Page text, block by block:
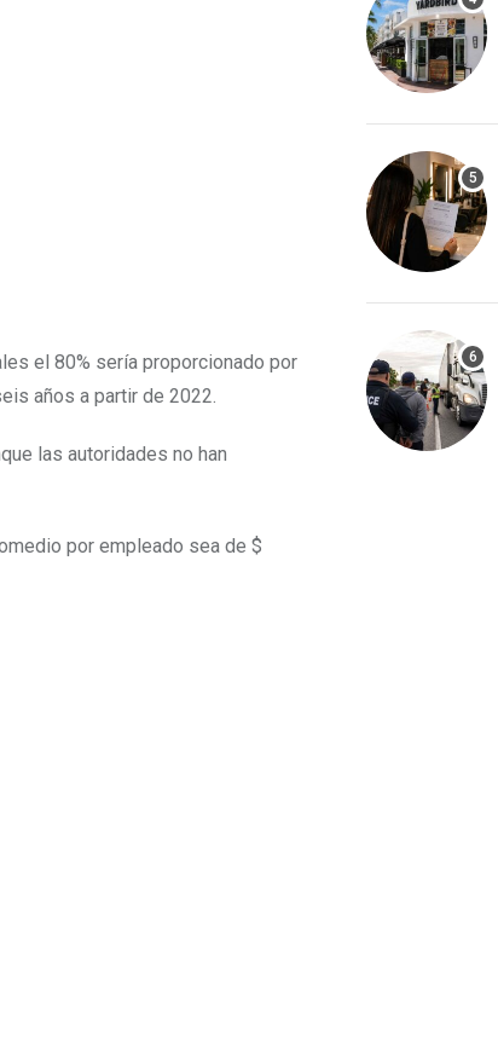
el 80% sería proporcionado por
años a partir de 2022.
las autoridades no han
por empleado sea de $